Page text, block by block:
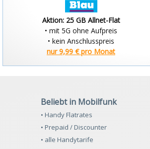
Aktion: 25 GB Allnet-Flat
• mit 5G ohne Aufpreis
• kein Anschlusspreis
nur 9,99 € pro Monat
Beliebt in Mobilfunk
• Handy Flatrates
• Prepaid / Discounter
• alle Handytarife